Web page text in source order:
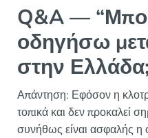
Q&A —
οδηγήσω
στην
Απάντηση: Εφόσον η
τοπικά και δεν προκαλεί
συνήθως είναι ασφαλής